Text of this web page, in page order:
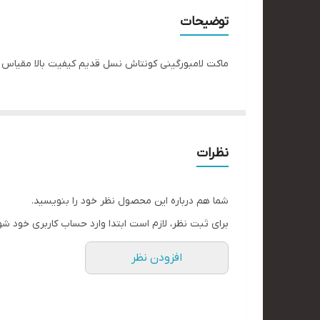
توضیحات
ماکت لامبورگینی کونتاش نسل قدیم کیفیت بالا مقیاس ۱/۲۴ برند
نظرات
شما هم درباره این محصول نظر خود را بنویسید.
برای ثبت نظر، لازم است ابتدا وارد حساب کاربری خود
افزودن نظر